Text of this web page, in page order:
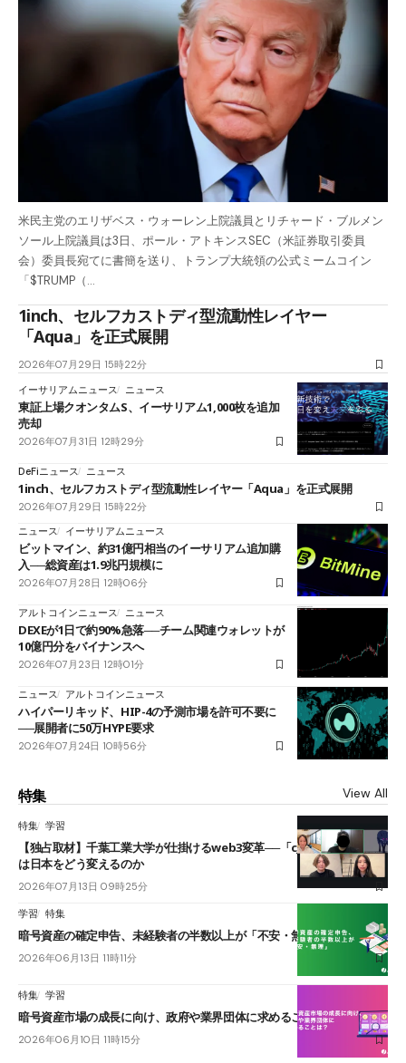
米民主党のエリザベス・ウォーレン上院議員とリチャード・ブルメン
ソール上院議員は3日、ポール・アトキンスSEC（米証券取引委員
会）委員長宛てに書簡を送り、トランプ大統領の公式ミームコイン
「$TRUMP（…
1inch、セルフカストディ型流動性レイヤー
「Aqua」を正式展開
2026年07月29日 15時22分
イーサリアムニュース
ニュース
東証上場クオンタムS、イーサリアム1,000枚を追加
売却
2026年07月31日 12時29分
DeFiニュース ニュース
1inch、セルフカストディ型流動性レイヤー「Aqua」を正式展開
2026年07月29日 15時22分
ニュース
イーサリアムニュース
ビットマイン、約31億円相当のイーサリアム追加購
入──総資産は1.9兆円規模に
2026年07月28日 12時06分
アルトコインニュース ニュース
DEXEが1日で約90%急落──チーム関連ウォレットが
10億円分をバイナンスへ
2026年07月23日 12時01分
ニュース アルトコインニュース
ハイパーリキッド、HIP-4の予測市場を許可不要に
──展開者に50万HYPE要求
2026年07月24日 10時56分
特集 View All
特集 学習
【独占取材】千葉工業大学が仕掛けるweb3変革──「cJPY」とAIの融合
は日本をどう変えるのか
2026年07月13日 09時25分
学習 特集
暗号資産の確定申告、未経験者の半数以上が「不安・無理」
2026年06月13日 11時11分
特集 学習
暗号資産市場の成長に向け、政府や業界団体に求めることは？
2026年06月10日 11時15分